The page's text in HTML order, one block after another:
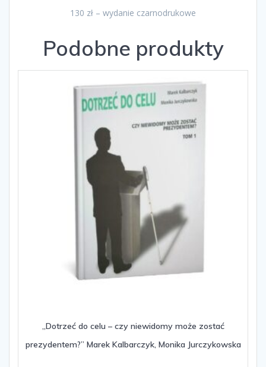
130 zł – wydanie czarnodrukowe
Podobne produkty
„Dotrzeć do celu – czy niewidomy może zostać
prezydentem?” Marek Kalbarczyk, Monika Jurczykowska